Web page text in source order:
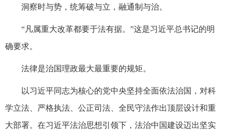
洞察时与势，统筹破与立，融通制与治。
“凡属重大改革都要于法有据。”这是习近平总书记的明
确要求。
法律是治国理政最大最重要的规矩。
以习近平同志为核心的党中央坚持全面依法治国，对科
学立法、严格执法、公正司法、全民守法作出顶层设计和重
大部署。在习近平法治思想引领下，法治中国建设迈出坚实